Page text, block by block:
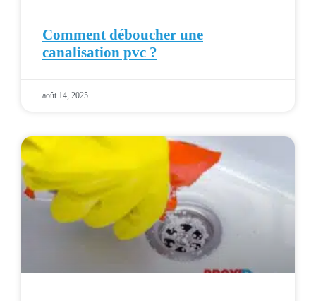
Comment déboucher une
canalisation pvc ?
août 14, 2025